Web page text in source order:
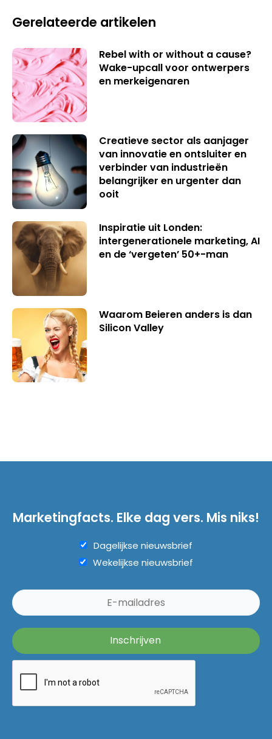
Gerelateerde artikelen
Rebel with or without a cause?
Wake-upcall voor ontwerpers
en merkeigenaren
Creatieve sector als aanjager
van innovatie en ontsluiter en
verbinder van industrieën
belangrijker en urgenter dan
ooit
Inspiratie uit Londen:
intergenerationele marketing, AI
en de ‘vergeten’ 50+-man
Waarom Beieren anders is dan
Silicon Valley
Marketingfacts. Elke dag vers. Mis niks!
Dagelijkse nieuwsbrief
Wekelijkse nieuwsbrief